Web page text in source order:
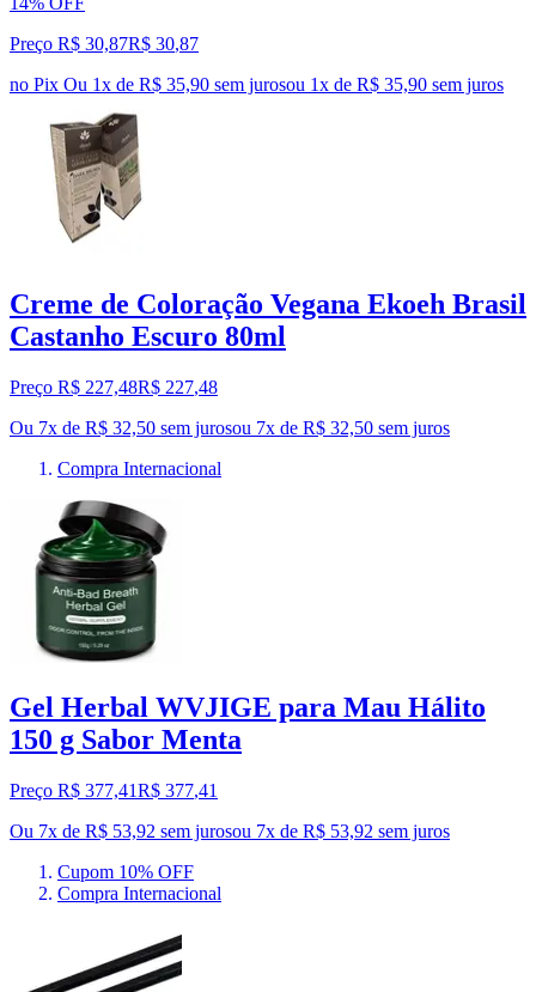
Preço R$ 30,87R$ 30,87
no Pix Ou 1x de R$ 35,90 sem jurosou 1x de R$ 35,90 sem juros
Creme de Coloração Vegana Ekoeh Brasil
Castanho Escuro 80ml
Preço R$ 227,48R$ 227,48
Ou 7x de R$ 32,50 sem jurosou 7x de R$ 32,50 sem juros
Compra Internacional
Gel Herbal WVJIGE para Mau Hálito
150 g Sabor Menta
Preço R$ 377,41R$ 377,41
Ou 7x de R$ 53,92 sem jurosou 7x de R$ 53,92 sem juros
Cupom 10% OFF
Compra Internacional